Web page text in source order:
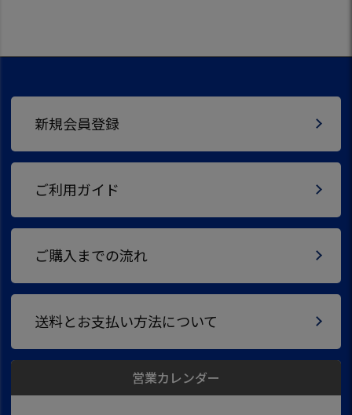
新規会員登録
ご利用ガイド
ご購入までの流れ
送料とお支払い方法について
営業カレンダー